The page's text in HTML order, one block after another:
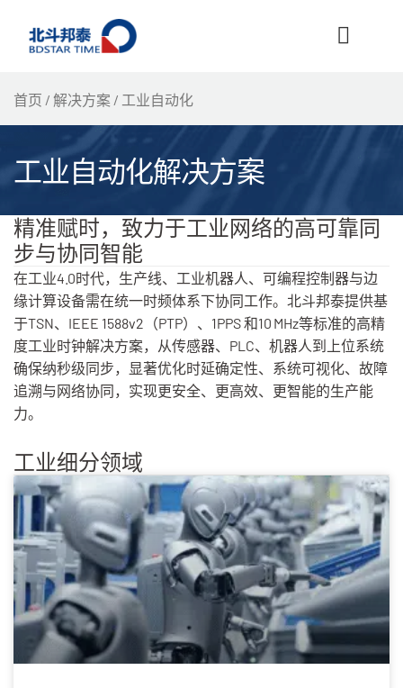
首页 / 解决方案 / 工业自动化
工业自动化解决方案
精准赋时，致力于工业网络的高可靠同
步与协同智能
在工业4.0时代，生产线、工业机器人、可编程控制器与边
缘计算设备需在统一时频体系下协同工作。北斗邦泰提供基
于TSN、IEEE 1588v2（PTP）、1PPS 和10 MHz等标准的高精
度工业时钟解决方案，从传感器、PLC、机器人到上位系统
确保纳秒级同步，显著优化时延确定性、系统可视化、故障
追溯与网络协同，实现更安全、更高效、更智能的生产能
力。
工业细分领域